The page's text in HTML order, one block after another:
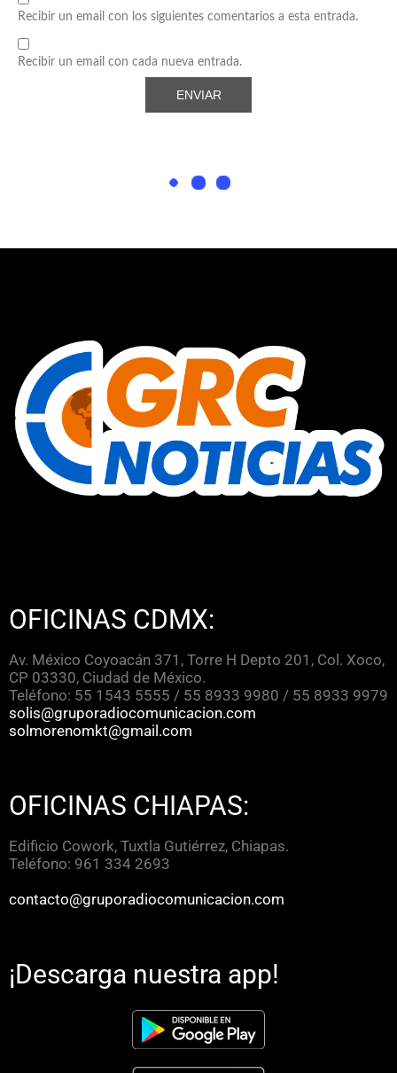
Recibir un email con los siguientes comentarios a esta entrada.
Recibir un email con cada nueva entrada.
OFICINAS CDMX:
Av. México Coyoacán 371, Torre H Depto 201, Col. Xoco,
CP 03330, Ciudad de México.
Teléfono: 55 1543 5555 / 55 8933 9980 / 55 8933 9979
solis@gruporadiocomunicacion.com
solmorenomkt@gmail.com
OFICINAS CHIAPAS:
Edificio Cowork, Tuxtla Gutiérrez, Chiapas.
Teléfono: 961 334 2693
contacto@gruporadiocomunicacion.com
¡Descarga nuestra app!